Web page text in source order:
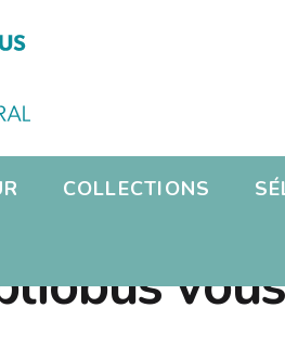
COLLECTIONS
Jeux vidéo
Réserver
Photos